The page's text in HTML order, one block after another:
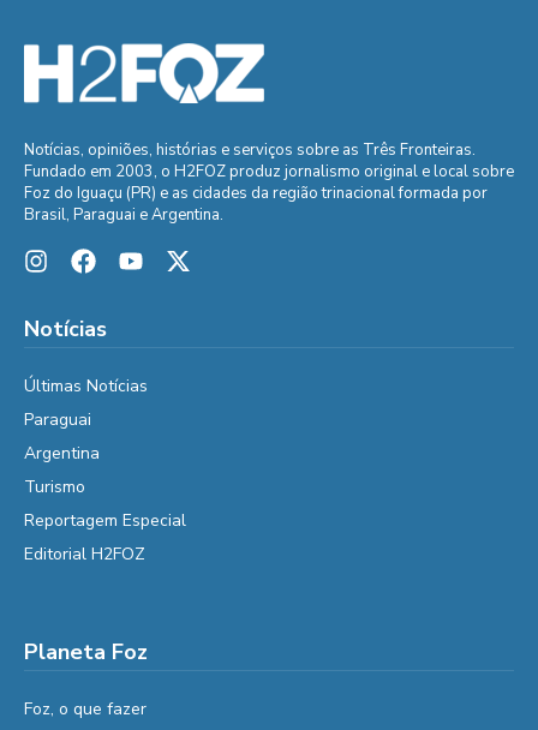
Notícias, opiniões, histórias e serviços sobre as Três Fronteiras.
Fundado em 2003, o H2FOZ produz jornalismo original e local sobre
Foz do Iguaçu (PR) e as cidades da região trinacional formada por
Brasil, Paraguai e Argentina.
Notícias
Últimas Notícias
Paraguai
Argentina
Turismo
Reportagem Especial
Editorial H2FOZ
Planeta Foz
Foz, o que fazer